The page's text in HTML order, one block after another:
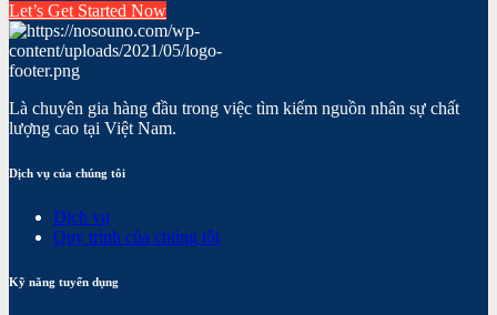
Let’s Get Started Now
Là chuyên gia hàng đầu trong việc tìm kiếm nguồn nhân sự chất
lượng cao tại Việt Nam.
Dịch vụ của chúng tôi
Dịch vụ
Quy trình của chúng tôi
Kỹ năng tuyển dụng